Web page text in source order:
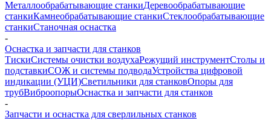
Металлообрабатывающие станкиДеревообрабатывающие
станкиКамнеобрабатывающие станкиСтеклообрабатывающие
станкиСтаночная оснастка
-
Оснастка и запчасти для станков
ТискиСистемы очистки воздухаРежущий инструментСтолы и
подставкиСОЖ и системы подводаУстройства цифровой
индикации (УЦИ)Светильники для станковОпоры для
трубВиброопорыОснастка и запчасти для станков
-
Запчасти и оснастка для сверлильных станков